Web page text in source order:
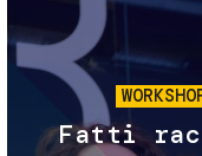
Fatti